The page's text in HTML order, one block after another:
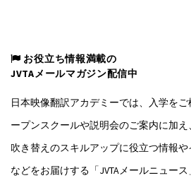
お役立ち情報満載の
JVTAメールマガジン配信中
日本映像翻訳アカデミーでは、入学を
ープンスクールや説明会のご案内に加え
吹き替えのスキルアップに役立つ情報
などをお届けする「JVTAメールニュー